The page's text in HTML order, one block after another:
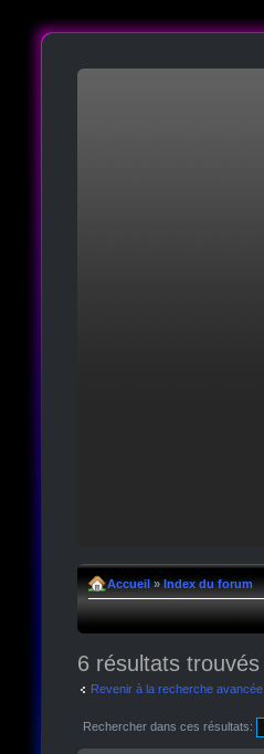
Accueil » Index du forum
6 résultats trouvés
Revenir à la recherche avancée
Rechercher dans ces résultats: